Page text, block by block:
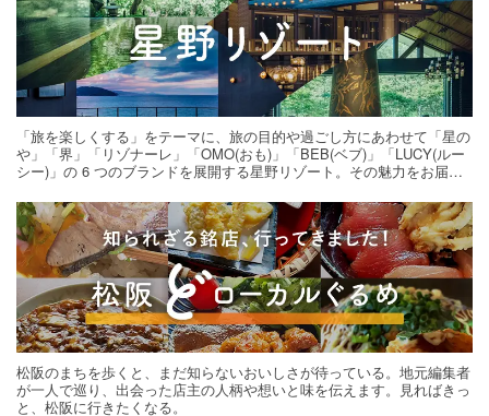
「旅を楽しくする」をテーマに、旅の目的や過ごし方にあわせて「星の
や」「界」「リゾナーレ」「OMO(おも)」「BEB(ベブ)」「LUCY(ルー
シー)」の 6 つのブランドを展開する星野リゾート。その魅力をお届け
松阪のまちを歩くと、まだ知らないおいしさが待っている。地元編集者
が一人で巡り、出会った店主の人柄や想いと味を伝えます。見ればきっ
と、松阪に行きたくなる。